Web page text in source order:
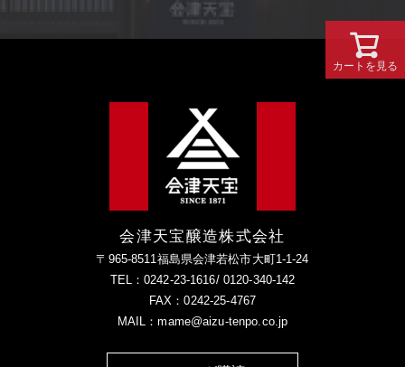
会津天宝醸造株式会社
〒965-8511福島県会津若松市大町1-1-24
TEL：0242-23-1616/ 0120-340-142
FAX：0242-25-4767
MAIL：mame@aizu-tenpo.co.jp
カートを見る